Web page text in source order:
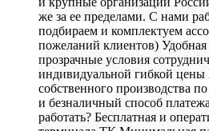
же за ее пределами. С нами
подбираем и комплектуем
пожеланий клиентов) Удобная
прозрачные условия
индивидуальной гибкой цены
собственного производства
и безналичный способ
работать? Бесплатная и